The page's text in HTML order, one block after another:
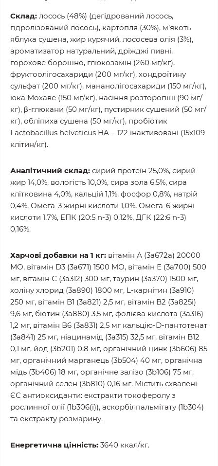
Склад: лосось (48%) (дегідрований лосось,
гідролізований лосось), картопля (30%), м’якоть
яблука сушена, жир курячий, лососева олія (3%),
ароматизатор натуральний, дріжджі пивні,
горохове борошно, глюкозамін (260 мг/кг),
фруктоолігосахариди (200 мг/кг), хондроїтину
сульфат (200 мг/кг), мананолігосахариди (150 мг/кг),
юка Мохаве (150 мг/кг), насіння розторопші (90 мг/
кг), β-глюкани (50 мг/кг), пустирник сушений (50 мг/
кг), обліпиха сушена (50 мг/кг), пробіотик
Lactobacillus helveticus HA – 122 інактивовані (15х109
клітин/кг).
Аналітичний склад: сирий протеїн 25,0%, сирий
жир 14,0%, вологість 10,0%, сира зола 6,5%, сира
клітковина 4,0%, кальцій 1,1%, фосфор 0,8%, натрій
0,4%, Омега-3 жирні кислоти 1,0%, Омега-6 жирні
кислоти 1,7%, EПК (20:5 n-3) 0,12%, ДГК (22:6 n-3)
0,16%.
Харчові добавки на 1 кг: вітамін А (3a672a) 20000
МО, вітамін D3 (3a671) 1500 МО, вітамін Е (3a700) 500
мг, вітамін С (3a312) 300 мг, таурин (3a370) 1500 мг,
холіну хлорид (3a890) 1800 мг, L-карнітин (3a910)
250 мг, вітамін B1 (3a821) 2,5 мг, вітамін B2 (3a825i)
9,6 мг, біотин (3a880) 3,5 мг, фолієва кислота (3a316)
1,2 мг, вітамін В6 (3a831) 2,5 мг кальцію-D-пантотенат
(3a841) 25 мг, ніацинамід (3a315) 32,5 мг, вітамін B12
0,1 мг, йод (3b201) 0,8 мг, органічний цинк (3b606) 85
мг, органічний марганець (3b504) 40 мг, органічна
мідь (3b406) 18 мг, органічне залізо (3b106) 75 мг,
органічний селен (3b810) 0,16 мг. Містить схвалені
ЄС антиоксиданти: екстракти токоферолу з
рослинної олії (1b306(i)), аскорбілпальмітату (1b304)
та екстракту розмарину.
Енергетична цінність: 3640 ккал/кг.